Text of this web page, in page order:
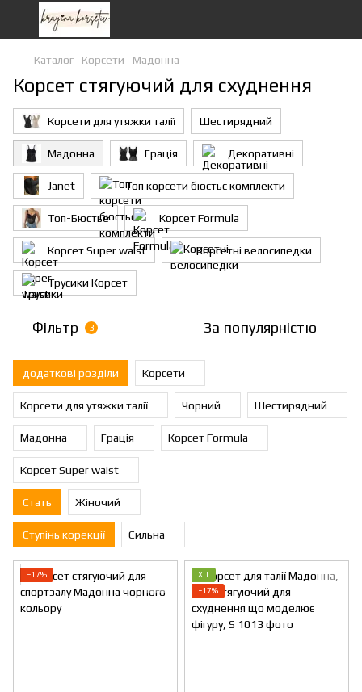
Каталог Корсети Мадонна
Корсет стягуючий для схуднення
Корсети для утяжки талії Шестирядний
Мадонна Грація Декоративні
Janet Топ корсети бюстьє комплекти
Топ-Бюстье Корсет Formula
Корсет Super waist Корсетні велосипедки
Трусики Корсет
Фільтр 3 За популярністю
додаткові розділи Корсети
Корсети для утяжки талії Чорний Шестирядний
Мадонна Грація Корсет Formula
Корсет Super waist
Стать Жіночий
Ступінь корекції Сильна
−17%
ХІТ
−17%